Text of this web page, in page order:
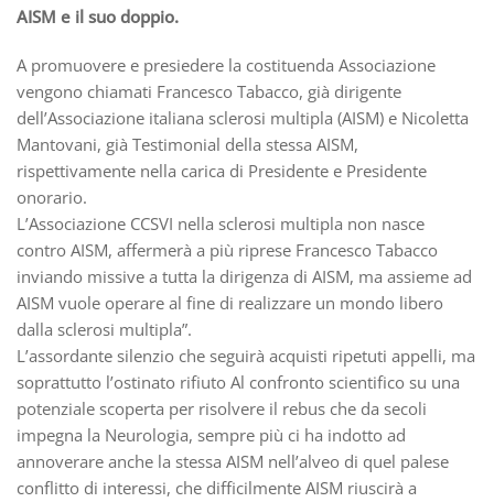
AISM e il suo doppio.
A promuovere e presiedere la costituenda Associazione
vengono chiamati Francesco Tabacco, già dirigente
dell’Associazione italiana sclerosi multipla (AISM) e Nicoletta
Mantovani, già Testimonial della stessa AISM,
rispettivamente nella carica di Presidente e Presidente
onorario.
L’Associazione CCSVI nella sclerosi multipla non nasce
contro AISM, affermerà a più riprese Francesco Tabacco
inviando missive a tutta la dirigenza di AISM, ma assieme ad
AISM vuole operare al fine di realizzare un mondo libero
dalla sclerosi multipla”.
L’assordante silenzio che seguirà acquisti ripetuti appelli, ma
soprattutto l’ostinato rifiuto Al confronto scientifico su una
potenziale scoperta per risolvere il rebus che da secoli
impegna la Neurologia, sempre più ci ha indotto ad
annoverare anche la stessa AISM nell’alveo di quel palese
conflitto di interessi, che difficilmente AISM riuscirà a